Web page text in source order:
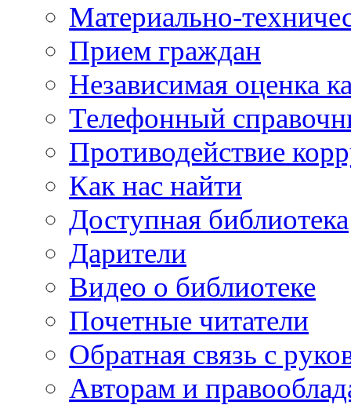
Материально-
Прием граждан
Независимая оценка
Телефонный
Противодействие
Как нас найти
Доступная библиотека
Дарители
Видео о библиотеке
Почетные читатели
Обратная связь с
Авторам и